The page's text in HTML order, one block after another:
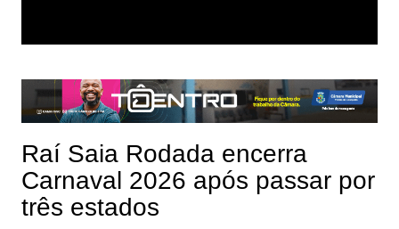
Raí Saia Rodada encerra
Carnaval 2026 após passar por
três estados